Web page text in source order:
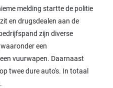
melding startte de politie
en drugsdealen aan de
zijn diverse
een
vuurwapen. Daarnaast
twee dure auto's. In totaal